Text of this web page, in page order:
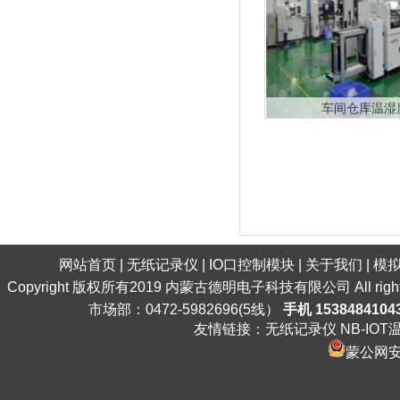
车间仓库温湿
网站首页 无纸记录仪 IO口控制模块 关于我们
模
Copyright 版权所有2019 内蒙古德明电子科技有限公司 All
市场部：0472-5982696(5线） 手机
友情链接： 无纸记录仪 NB-IOT
蒙公网